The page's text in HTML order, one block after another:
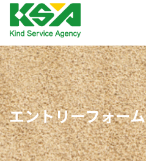
エントリーフォーム